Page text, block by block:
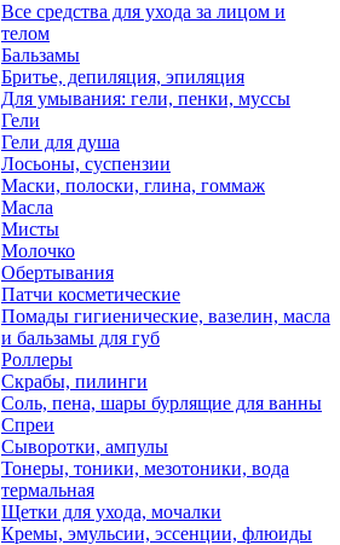
Все средства для ухода за лицом и
телом
Бальзамы
Бритье, депиляция, эпиляция
Для умывания: гели, пенки, муссы
Гели
Гели для душа
Лосьоны, суспензии
Маски, полоски, глина, гоммаж
Масла
Мисты
Молочко
Обертывания
Патчи косметические
Помады гигиенические, вазелин, масла
и бальзамы для губ
Роллеры
Скрабы, пилинги
Соль, пена, шары бурлящие для ванны
Спреи
Сыворотки, ампулы
Тонеры, тоники, мезотоники, вода
термальная
Щетки для ухода, мочалки
Кремы, эмульсии, эссенции, флюиды